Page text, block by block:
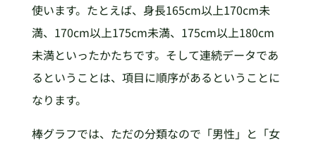
使います。たとえば、身長165cm以上170cm未
満、170cm以上175cm未満、175cm以上180cm
未満といったかたちです。そして連続データであ
るということは、項目に順序があるということに
なります。
棒グラフでは、ただの分類なので「男性」と「女